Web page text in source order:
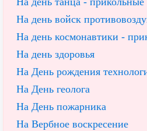
На день войск
На день космонавтики -
На день здоровья
На День рождения
На День геолога
На День пожарника
На Вербное воскресение